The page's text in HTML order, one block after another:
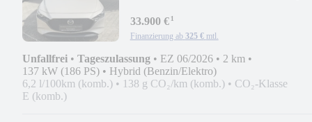
33.900 €¹
Finanzierung ab 325 € mtl.
Unfallfrei • Tageszulassung • EZ 06/2026 • 2 km •
137 kW (186 PS) • Hybrid (Benzin/Elektro)
6,2 l/100km (komb.) • 138 g CO₂/km (komb.) • CO₂-Klasse
E (komb.)